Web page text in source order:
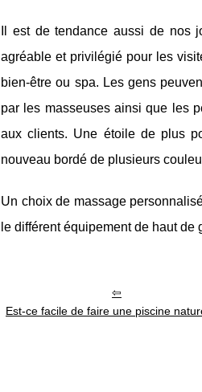
Il est de tendance aussi de nos
agréable et privilégié pour les
bien-être ou spa. Les gens
par les masseuses ainsi que les
aux clients. Une étoile de plus
nouveau bordé de plusieurs
Un choix de massage
le différent équipement de haut de
Est-ce facile de faire une piscine